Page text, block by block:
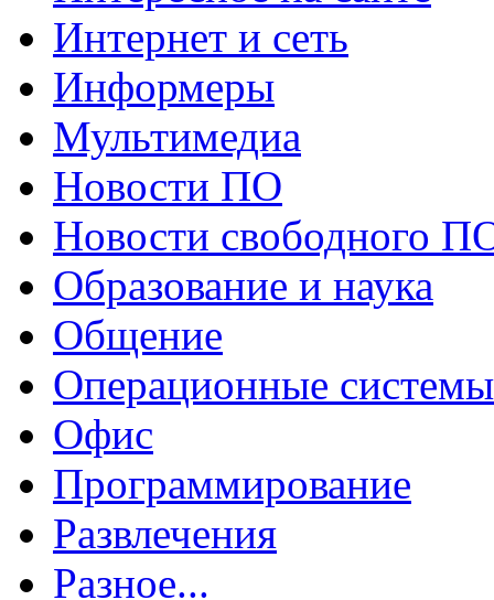
Интернет и сеть
Информеры
Мультимедиа
Новости ПО
Новости свободного
Образование и наука
Общение
Операционные системы
Офис
Программирование
Развлечения
Разное...